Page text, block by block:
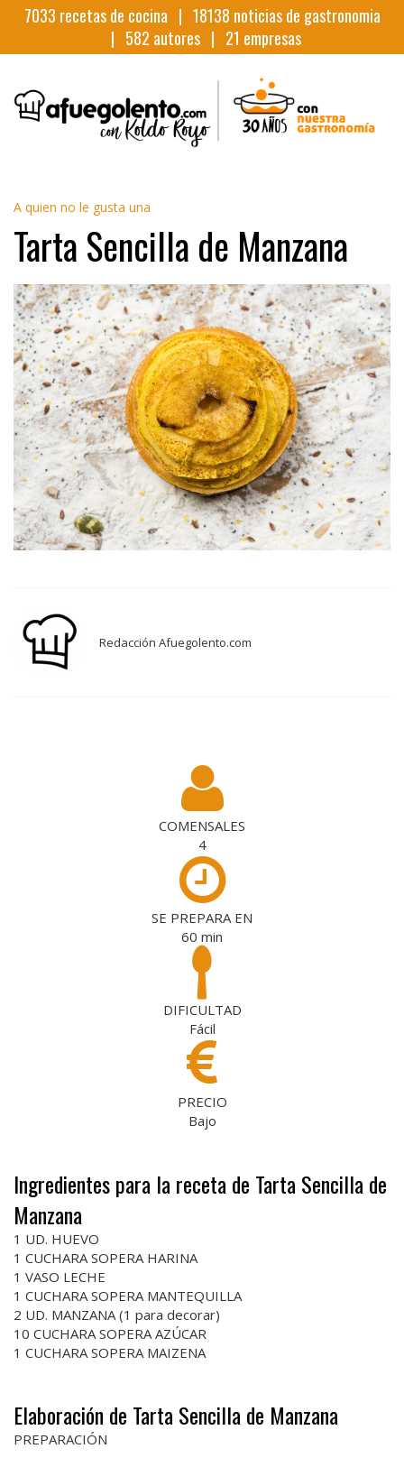
7033 recetas de cocina | 18138 noticias de gastronomia
| 582 autores | 21 empresas
A quien no le gusta una
Tarta Sencilla de Manzana
Redacción Afuegolento.com
COMENSALES
4
SE PREPARA EN
60 min
DIFICULTAD
Fácil
PRECIO
Bajo
Ingredientes para la receta de Tarta Sencilla de
Manzana
1 UD. HUEVO
1 CUCHARA SOPERA HARINA
1 VASO LECHE
1 CUCHARA SOPERA MANTEQUILLA
2 UD. MANZANA (1 para decorar)
10 CUCHARA SOPERA AZÚCAR
1 CUCHARA SOPERA MAIZENA
Elaboración de Tarta Sencilla de Manzana
PREPARACIÓN